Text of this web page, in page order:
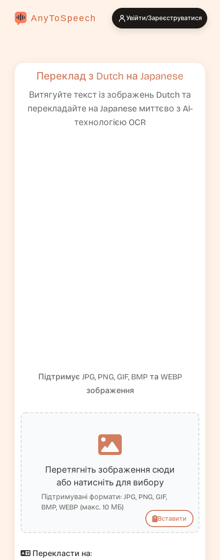
AnyToSpeech Увійти/Зареєструватися
Переклад з Dutch на Japanese
Витягуйте текст із зображень Dutch та
перекладайте на Japanese миттєво з AI-
технологією OCR
Підтримує JPG, PNG, GIF, BMP та WEBP
зображення
Перетягніть зображення сюди
або натисніть для вибору
Підтримувані формати: JPG, PNG, GIF,
BMP, WEBP (макс. 10 МБ)
Вставити
Перекласти на: